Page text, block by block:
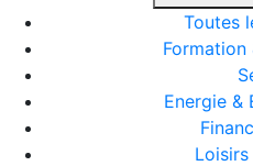
Toutes
Energie &
Loisirs